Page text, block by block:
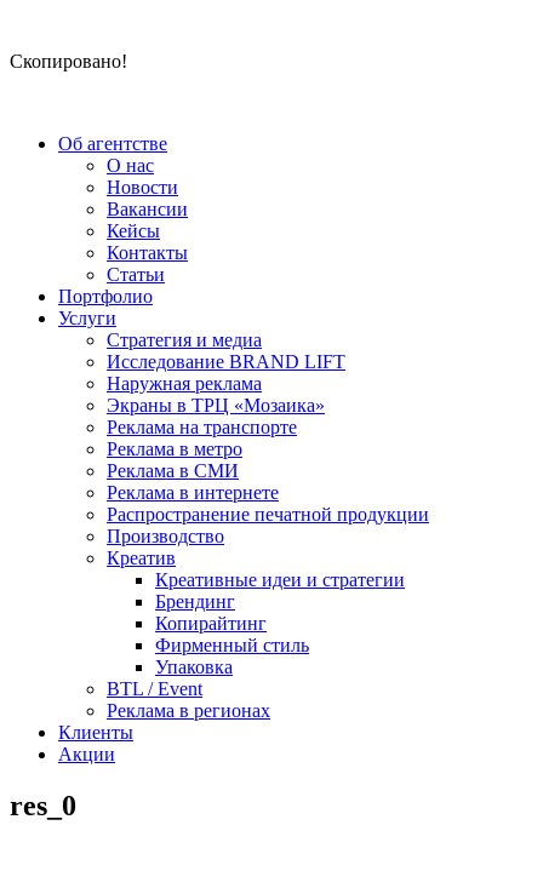
Скопировано!
Об агентстве
О нас
Новости
Вакансии
Кейсы
Контакты
Статьи
Портфолио
Услуги
Стратегия и медиа
Исследование BRAND LIFT
Наружная реклама
Экраны в ТРЦ «Мозаика»
Реклама на транспорте
Реклама в метро
Реклама в СМИ
Реклама в интернете
Распространение печатной продукции
Производство
Креатив
Креативные идеи и стратегии
Брендинг
Копирайтинг
Фирменный стиль
Упаковка
BTL / Event
Реклама в регионах
Клиенты
Акции
res_0